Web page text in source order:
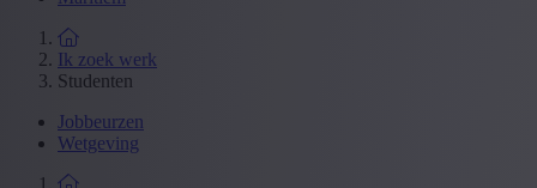
Ik zoek werk
Studenten
Jobbeurzen
Wetgeving